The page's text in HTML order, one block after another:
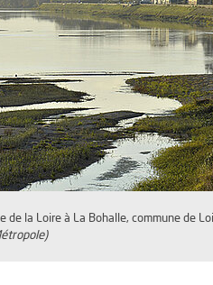
de la Loire à La Bohalle, commune de